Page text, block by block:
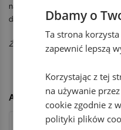
nas Arkadiusza Terlikowskiego i
dalszej transformacji cyfrowej
Źródło: materiały prasowe.
Autor
Dbamy o
Ta strona
zapewnić lepszą
Korzystając z tej
na używanie
cookie zgodnie z
polityki plików